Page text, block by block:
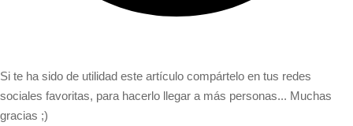
Si te ha sido de utilidad este artículo compártelo en tus redes
sociales favoritas, para hacerlo llegar a más personas... Muchas
gracias ;)